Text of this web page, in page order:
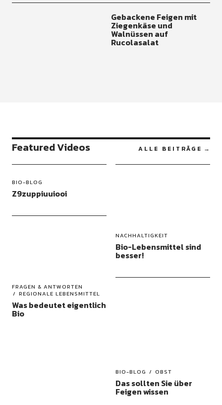
Gebackene Feigen mit
Ziegenkäse und
Walnüssen auf
Rucolasalat
Featured Videos ALLE BEITRÄGE
BIO-BLOG
Z9zuppiuuiooi
NACHHALTIGKEIT
Bio-Lebensmittel sind
besser!
FRAGEN & ANTWORTEN
REGIONALE LEBENSMITTEL
Was bedeutet eigentlich
Bio
BIO-BLOG OBST
Das sollten Sie über
Feigen wissen